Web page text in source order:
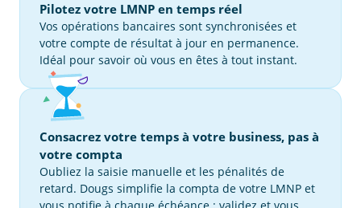
Pilotez votre LMNP en temps réel
Vos opérations bancaires sont synchronisées et
votre compte de résultat à jour en permanence.
Idéal pour savoir où vous en êtes à tout instant.
Consacrez votre temps à votre business, pas à
votre compta
Oubliez la saisie manuelle et les pénalités de
retard. Dougs simplifie la compta de votre LMNP et